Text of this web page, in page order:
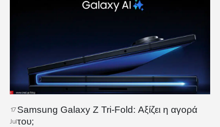
17
Jul
Samsung Galaxy Z Tri-Fold: Αξίζει η αγορά
του;